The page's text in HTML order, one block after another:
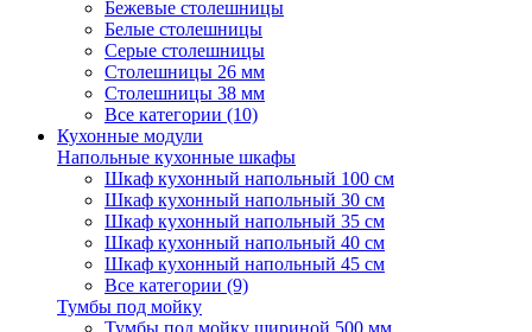
Бежевые столешницы
Белые столешницы
Серые столешницы
Столешницы 26 мм
Столешницы 38 мм
Все категории (10)
Кухонные модули
Напольные кухонные шкафы
Шкаф кухонный напольный 100 см
Шкаф кухонный напольный 30 см
Шкаф кухонный напольный 35 см
Шкаф кухонный напольный 40 см
Шкаф кухонный напольный 45 см
Все категории (9)
Тумбы под мойку
Тумбы под мойку шириной 500 мм